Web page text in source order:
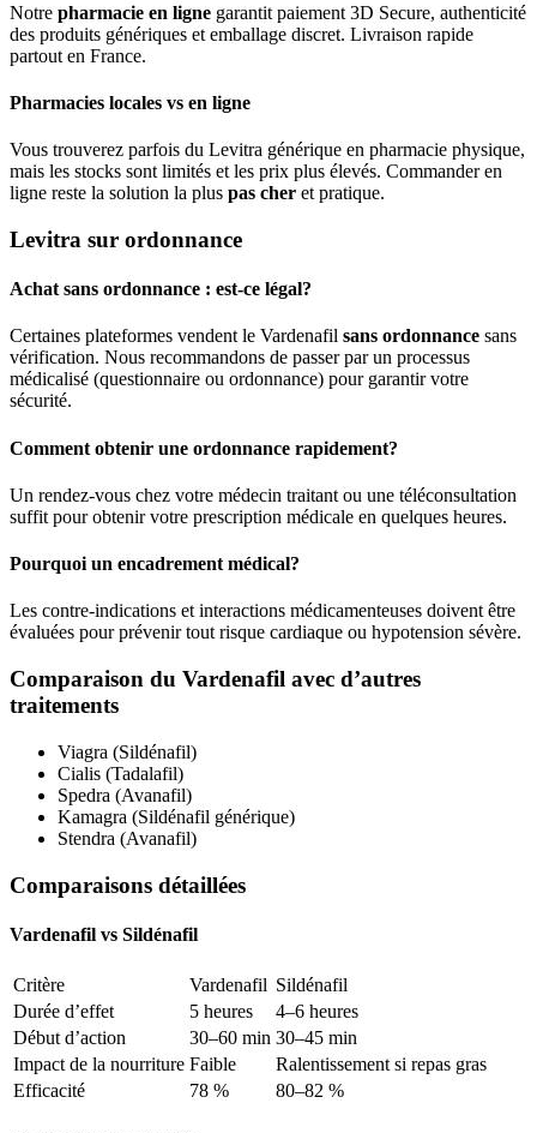
Notre pharmacie en ligne garantit paiement 3D Secure, authenticité
des produits génériques et emballage discret. Livraison rapide
partout en France.
Pharmacies locales vs en ligne
Vous trouverez parfois du Levitra générique en pharmacie physique,
mais les stocks sont limités et les prix plus élevés. Commander en
ligne reste la solution la plus pas cher et pratique.
Levitra sur ordonnance
Achat sans ordonnance : est-ce légal?
Certaines plateformes vendent le Vardenafil sans ordonnance sans
vérification. Nous recommandons de passer par un processus
médicalisé (questionnaire ou ordonnance) pour garantir votre
sécurité.
Comment obtenir une ordonnance rapidement?
Un rendez-vous chez votre médecin traitant ou une téléconsultation
suffit pour obtenir votre prescription médicale en quelques heures.
Pourquoi un encadrement médical?
Les contre-indications et interactions médicamenteuses doivent être
évaluées pour prévenir tout risque cardiaque ou hypotension sévère.
Comparaison du Vardenafil avec d’autres
traitements
Viagra (Sildénafil)
Cialis (Tadalafil)
Spedra (Avanafil)
Kamagra (Sildénafil générique)
Stendra (Avanafil)
Comparaisons détaillées
Vardenafil vs Sildénafil
Critère Vardenafil Sildénafil
Durée d’effet
5 heures
4–6 heures
Début d’action
30–60 min 30–45 min
Impact de la nourriture Faible
Ralentissement si repas gras
Efficacité
78 % 80–82 %